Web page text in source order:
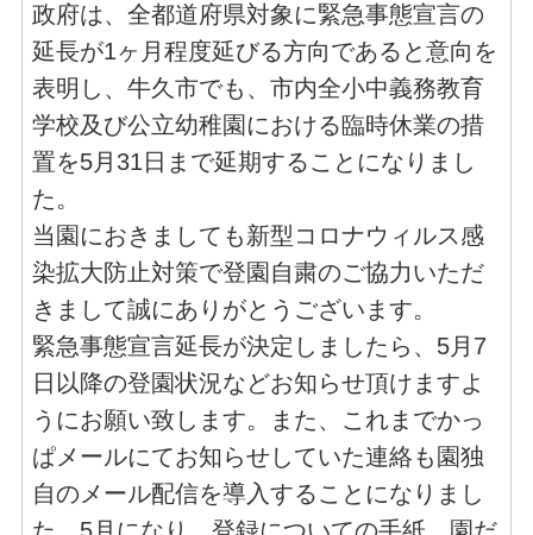
政府は、全都道府県対象に緊急事態宣言の
延長が1ヶ月程度延びる方向であると意向を
表明し、牛久市でも、市内全小中義務教育
学校及び公立幼稚園における臨時休業の措
置を5月31日まで延期することになりまし
た。
当園におきましても新型コロナウィルス感
染拡大防止対策で登園自粛のご協力いただ
きまして誠にありがとうございます。
緊急事態宣言延長が決定しましたら、5月7
日以降の登園状況などお知らせ頂けますよ
うにお願い致します。また、これまでかっ
ぱメールにてお知らせしていた連絡も園独
自のメール配信を導入することになりまし
た。5月になり、登録についての手紙、園だ